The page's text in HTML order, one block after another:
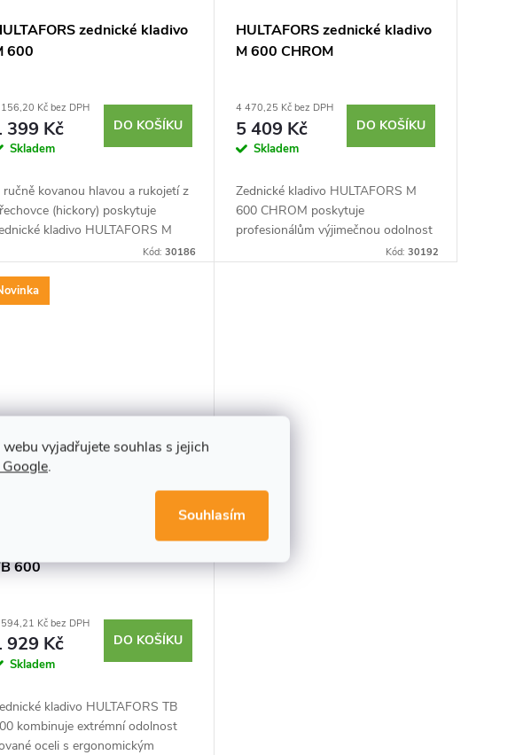
vyjadřujete souhlas s jejich
.
Souhlasím
zednické kladivo
600
Kč bez DPH
399 Kč
Skladem
DO KOŠÍKU
ručně kovanou hlavou a rukojetí z
(hickory) poskytuje
kladivo HULTAFORS M
600 výjimečnou sílu, přesnost a
Kód: 30186
HULTAFORS zednické kladivo
M 600 CHROM
4 470,25 Kč bez DPH
5 409 Kč
Skladem
DO KOŠÍKU
Zednické kladivo HULTAFORS M
600 CHROM poskytuje
profesionálům výjimečnou odolnost
a přesnost pro efektivní opracování
Kód: 30192
HULTAFORS zednické kladivo
600
Kč bez DPH
929 Kč
Skladem
DO KOŠÍKU
kladivo HULTAFORS TB
kombinuje extrémní odolnost
oceli s ergonomickým